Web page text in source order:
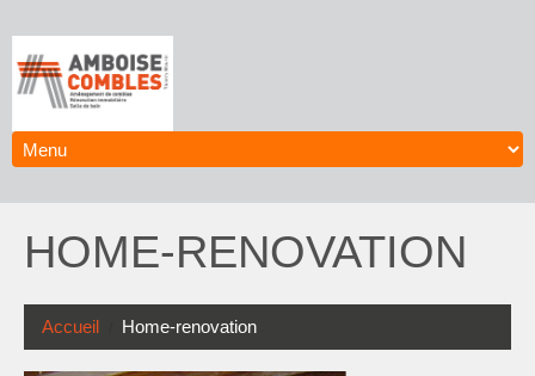
HOME-RENOVATION
Accueil Home-renovation